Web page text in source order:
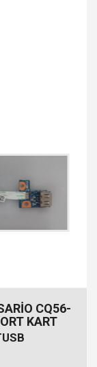
CQ56-
KART